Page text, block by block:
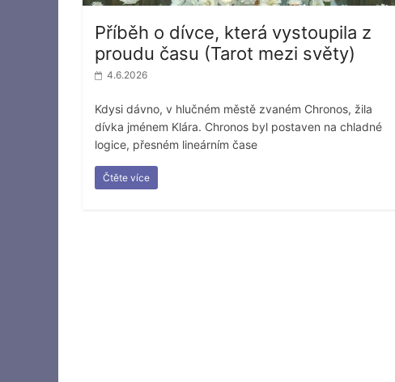
Příběh o dívce, která vystoupila z
proudu času (Tarot mezi světy)
4.6.2026
Kdysi dávno, v hlučném městě zvaném Chronos, žila
dívka jménem Klára. Chronos byl postaven na chladné
logice, přesném lineárním čase
Čtěte více